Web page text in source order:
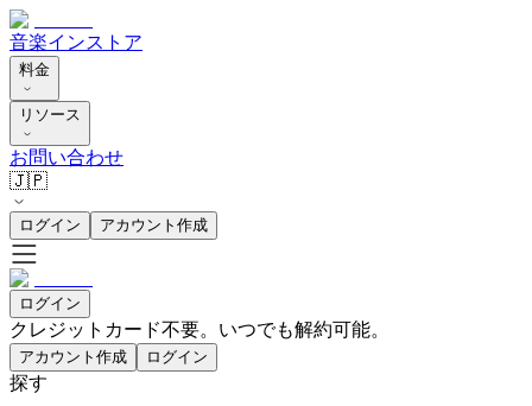
音楽インストア
料金
リソース
お問い合わせ
🇯🇵
ログイン アカウント作成
ログイン
クレジットカード不要。いつでも解約可能。
アカウント作成 ログイン
探す